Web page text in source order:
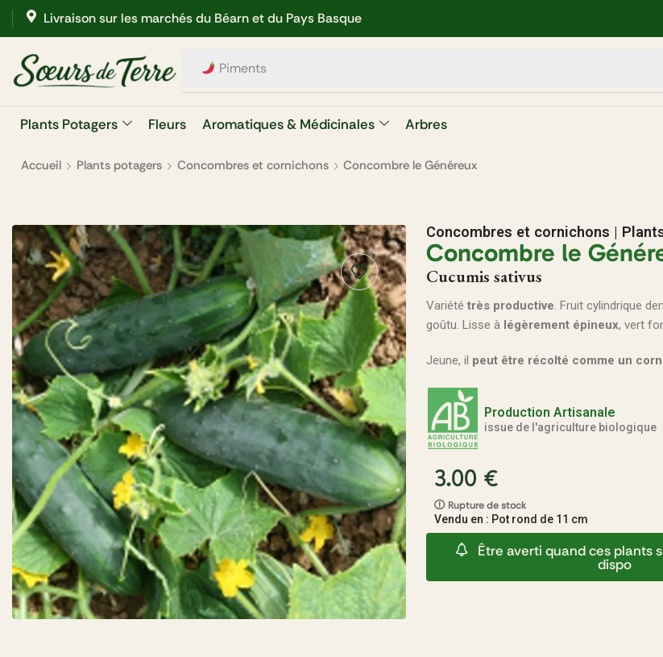
Livraison sur les marchés du Béarn et du Pays Basque
Aubergines
Plants Potagers Fleurs Aromatiques & Médicinales Arbres
Accueil Plants potagers Concombres et cornichons Concombre le Généreux
Concombres et cornichons |
Concombre le
Cucumis sativus
Variété très productive. Fruit cylindrique
goûtu. Lisse à légèrement épineux, vert
Jeune, il peut être récolté comme un
Production Artisanale
issue de l'agriculture biologique
3.00 €
Rupture de stock
Vendu en : Pot rond de 11 cm
Être averti quand ces plants
dispo